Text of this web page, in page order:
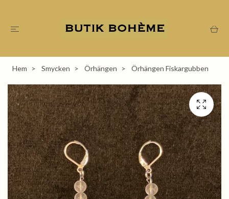
Hem Smycken Örhängen Örhängen Fiskargubben